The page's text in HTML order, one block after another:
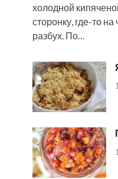
холодной
сторонку, где-то
разбух. По…